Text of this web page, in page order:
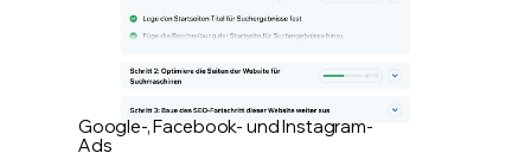
Google-, Facebook- und Instagram-
Ads